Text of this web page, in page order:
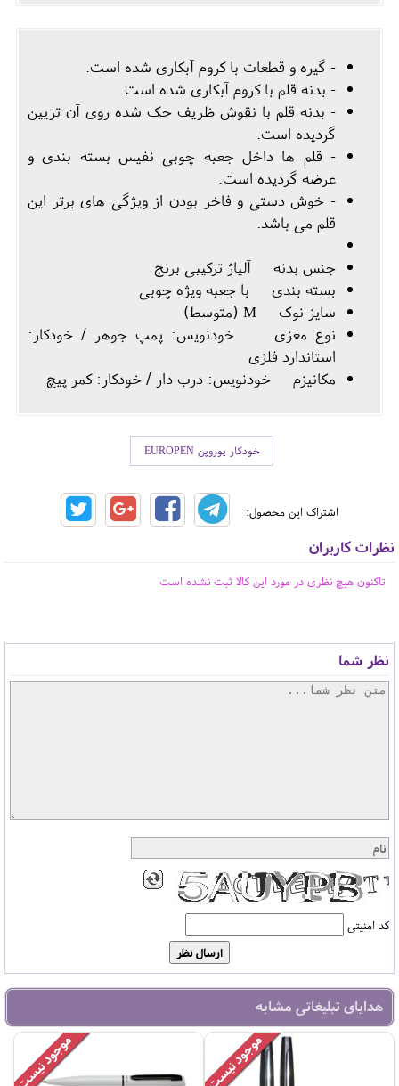
- گیره و قطعات با کروم آبکاری شده است.
- بدنه قلم با کروم آبکاری شده است.
- بدنه قلم با نقوش ظریف حک شده روی آن تزیین
گردیده است.
- قلم ها داخل جعبه چوبی نفیس بسته بندی و
عرضه گردیده است.
- خوش دستی و فاخر بودن از ویژگی های برتر این
قلم می باشد.
جنس بدنه آلیاژ ترکیبی برنج
بسته بندی با جعبه ویژه چوبی
سایز نوک M (متوسط)
نوع مغزی خودنویس: پمپ جوهر / خودکار:
استاندارد فلزی
مکانیزم خودنویس: درب دار / خودکار: کمر پیچ
خودکار یوروپن EUROPEN
اشتراک این محصول:
نظرات کاربران
تاکنون هیچ نظری در مورد این کالا ثبت نشده است
نظر شما
کد امنیتی
هدایای تبلیغاتی مشابه